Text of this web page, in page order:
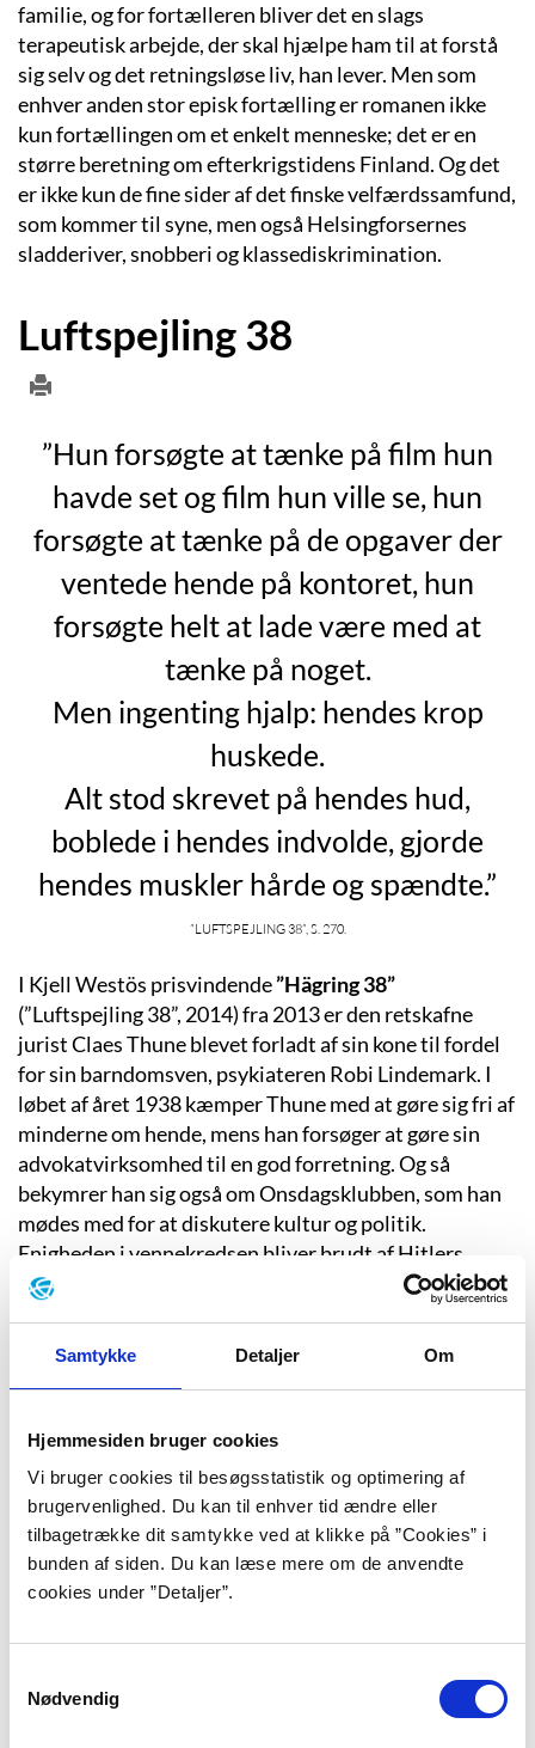
Samtykke Detaljer Om
Hjemmesiden bruger cookies
Vi bruger cookies til besøgsstatistik og optimering af
brugervenlighed. Du kan til enhver tid ændre eller
tilbagetrække dit samtykke ved at klikke på ”Cookies” i
bunden af siden. Du kan læse mere om de anvendte
cookies under ”Detaljer”.
Nødvendig
familie, og for fortælleren bliver det en slags
terapeutisk arbejde, der skal hjælpe ham til at forstå
sig selv og det retningsløse liv, han lever. Men som
enhver anden stor episk fortælling er romanen ikke
kun fortællingen om et enkelt menneske; det er en
større beretning om efterkrigstidens Finland. Og det
er ikke kun de fine sider af det finske velfærdssamfund,
som kommer til syne, men også Helsingforsernes
sladderiver, snobberi og klassediskrimination.
Luftspejling 38
”Hun forsøgte at tænke på film hun
havde set og film hun ville se, hun
forsøgte at tænke på de opgaver der
ventede hende på kontoret, hun
forsøgte helt at lade være med at
tænke på noget.
Men ingenting hjalp: hendes krop
huskede.
Alt stod skrevet på hendes hud,
boblede i hendes indvolde, gjorde
hendes muskler hårde og spændte.”
”Luftspejling 38”, s. 270.
I Kjell Westös prisvindende”Hägring 38”
(”Luftspejling 38”, 2014) fra 2013 er den retskafne
jurist Claes Thune blevet forladt af sin kone til fordel
for sin barndomsven, psykiateren Robi Lindemark. I
løbet af året 1938 kæmper Thune med at gøre sig fri af
minderne om hende, mens han forsøger at gøre sin
advokatvirksomhed til en god forretning. Og så
bekymrer han sig også om Onsdagsklubben, som han
mødes med for at diskutere kultur og politik.
Enigheden i vennekredsen bliver brudt af Hitlers
politiske fremstød i Tyskland, for mens nogle i
Onsdagsklubben er fascineret af ham, vækker hans
politik afsky hos andre.
Thune ansætter den dygtige Fru Wiik, som virker
at blive et lille lyspunkt for ham i alt mørket.
Efterhånden bliver de hinandens fortrolige, men Fru
Wiiks fortid står som en mur mellem dem. Hun
genlever med ét sine traumatiske oplevelser under
den finske borgerkrig i 1918, da hun genkender en af
Thunes kammerater fra Onsdagsklubben som
Handlingen i romanen berettes både fra advokat